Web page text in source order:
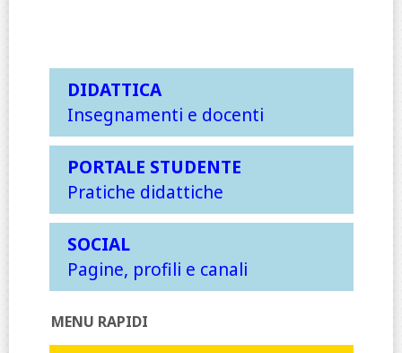
DIDATTICA
Insegnamenti e docenti
PORTALE STUDENTE
Pratiche didattiche
SOCIAL
Pagine, profili e canali
MENU RAPIDI